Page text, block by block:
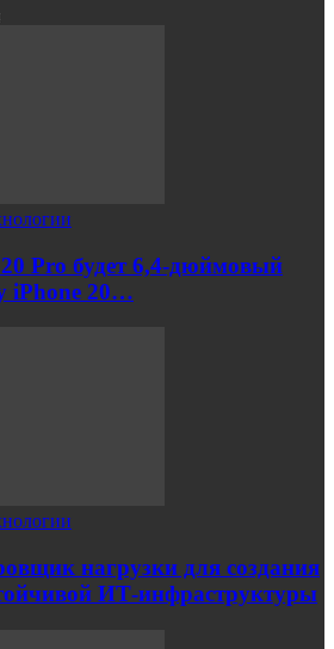
Pro будет 6,4-дюймовый
iPhone 20…
нагрузки для создания
ИТ-инфраструктуры